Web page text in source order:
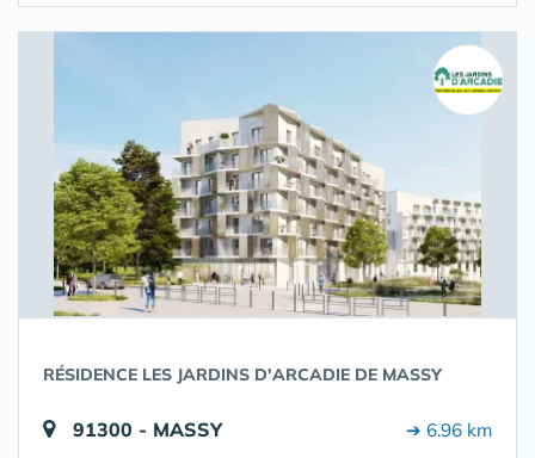
RÉSIDENCE LES JARDINS D'ARCADIE DE MASSY
91300 - MASSY ➔ 6.96 km